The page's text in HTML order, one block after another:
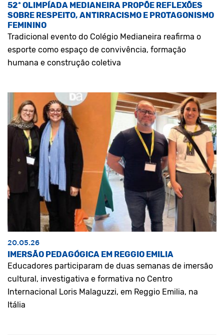
52ª OLIMPÍADA MEDIANEIRA PROPÕE REFLEXÕES
SOBRE RESPEITO, ANTIRRACISMO E PROTAGONISMO
FEMININO
Tradicional evento do Colégio Medianeira reafirma o
esporte como espaço de convivência, formação
humana e construção coletiva
20.05.26
IMERSÃO PEDAGÓGICA EM REGGIO EMILIA
Educadores participaram de duas semanas de imersão
cultural, investigativa e formativa no Centro
Internacional Loris Malaguzzi, em Reggio Emilia, na
Itália